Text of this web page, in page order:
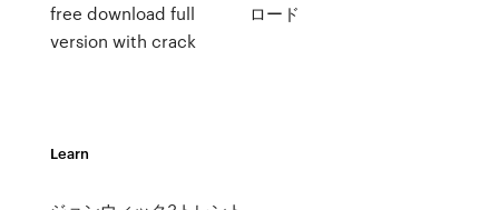
free download full
version with crack
ロード
Learn